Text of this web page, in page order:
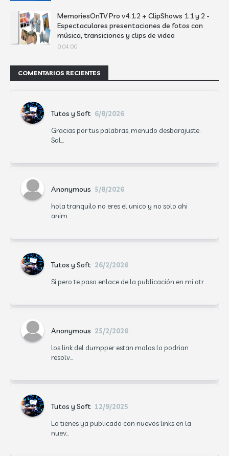
MemoriesOnTV Pro v4.1.2 + ClipShows 1.1 y 2 -
Espectaculares presentaciones de fotos con
música, transiciones y clips de video
0:04:00
COMENTARIOS RECIENTES
Tutos y Soft 6/8/2026
Gracias por tus palabras, menudo desbarajuste.
Sal...
Anonymous 5/8/2026
hola tranquilo no eres el unico y no solo ahi
anim...
Tutos y Soft 26/2/2026
Si pero te paso enlace de la publicación en mi otr...
Anonymous 25/2/2026
los link del dumpper estan malos lo podrian
resolv...
Tutos y Soft 12/9/2025
Lo tienes ya publicado con nuevos links en la
nuev...